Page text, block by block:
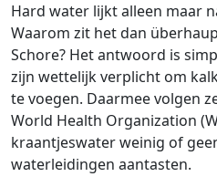
Hard water lijkt alleen maar
Waarom zit het dan
Schore? Het antwoord is
zijn wettelijk verplicht om
te voegen. Daarmee volgen
World Health Organization
kraantjeswater weinig of
waterleidingen aantasten.